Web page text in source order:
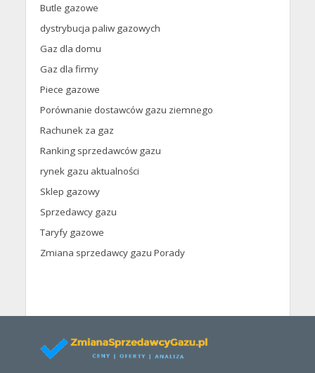
Butle gazowe
dystrybucja paliw gazowych
Gaz dla domu
Gaz dla firmy
Piece gazowe
Porównanie dostawców gazu ziemnego
Rachunek za gaz
Ranking sprzedawców gazu
rynek gazu aktualności
Sklep gazowy
Sprzedawcy gazu
Taryfy gazowe
Zmiana sprzedawcy gazu Porady